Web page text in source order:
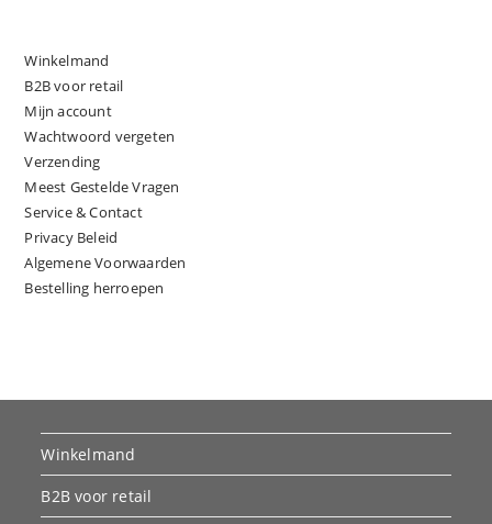
Winkelmand
B2B voor retail
Mijn account
Wachtwoord vergeten
Verzending
Meest Gestelde Vragen
Service & Contact
Privacy Beleid
Algemene Voorwaarden
Bestelling herroepen
Winkelmand
B2B voor retail